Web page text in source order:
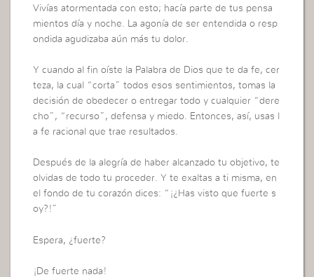
Vivías atormentada con esto; hacía parte de tus pensa
mientos día y noche. La agonía de ser entendida o resp
ondida agudizaba aún más tu dolor.
Y cuando al fin oíste la Palabra de Dios que te da fe, cer
teza, la cual “corta” todos esos sentimientos, tomas la
decisión de obedecer o entregar todo y cualquier “dere
cho”, “recurso”, defensa y miedo. Entonces, así, usas l
a fe racional que trae resultados.
Después de la alegría de haber alcanzado tu objetivo, te
olvidas de todo tu proceder. Y te exaltas a ti misma, en
el fondo de tu corazón dices: “¡¿Has visto que fuerte s
oy?!”
Espera, ¿fuerte?
¡De fuerte nada!